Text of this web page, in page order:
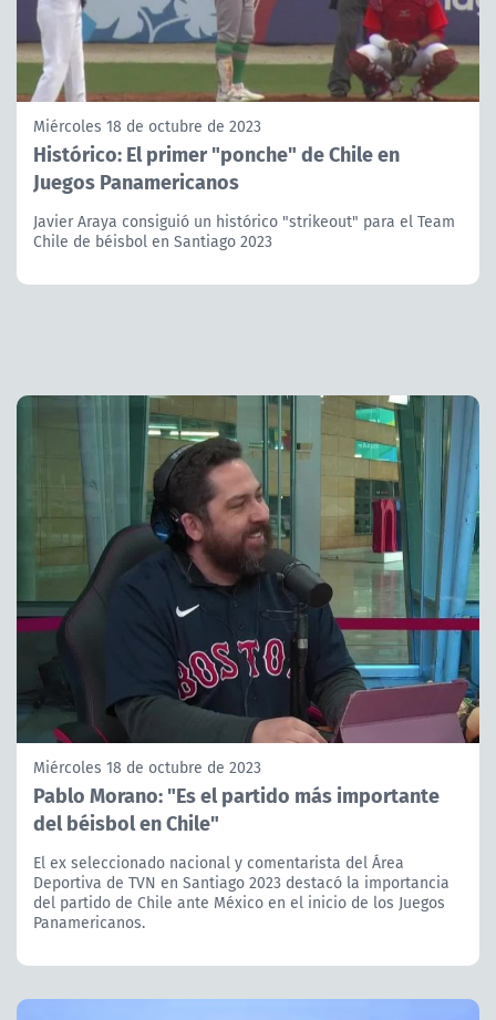
Miércoles 18 de octubre de 2023
Histórico: El primer "ponche" de Chile en
Juegos Panamericanos
Javier Araya consiguió un histórico "strikeout" para el Team
Chile de béisbol en Santiago 2023
Miércoles 18 de octubre de 2023
Pablo Morano: "Es el partido más importante
del béisbol en Chile"
El ex seleccionado nacional y comentarista del Área
Deportiva de TVN en Santiago 2023 destacó la importancia
del partido de Chile ante México en el inicio de los Juegos
Panamericanos.